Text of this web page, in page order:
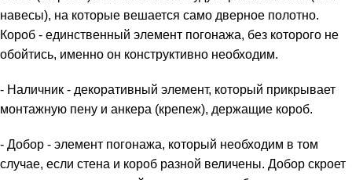
навесы), на которые вешается само дверное полотно.
Короб - единственный элемент погонажа, без которого не
обойтись, именно он конструктивно необходим.
- Наличник - декоративный элемент, который прикрывает
монтажную пену и анкера (крепеж), держащие короб.
- Добор - элемент погонажа, который необходим в том
случае, если стена и короб разной величены. Добор скроет